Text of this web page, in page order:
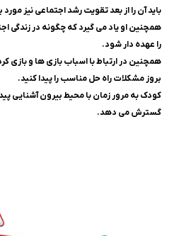
باید آن را از بعد تقویت رشد اجتماعی نیز
همچنین او یاد می ‌گیرد که چگونه در زندگی
را عهده دار شود.
همچنین در ارتباط با اسباب بازی ها و بازی
بروز مشکلات راه حل مناسب را پیدا کنید.
کودک به مرور زمان با محیط بیرون آشنایی
گسترش می ‌دهد.